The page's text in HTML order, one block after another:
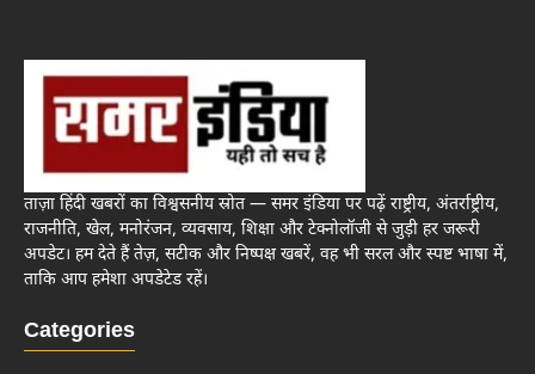
ताज़ा हिंदी खबरों का विश्वसनीय स्रोत — समर इंडिया पर पढ़ें राष्ट्रीय, अंतर्राष्ट्रीय,
राजनीति, खेल, मनोरंजन, व्यवसाय, शिक्षा और टेक्नोलॉजी से जुड़ी हर जरूरी
अपडेट। हम देते हैं तेज़, सटीक और निष्पक्ष खबरें, वह भी सरल और स्पष्ट भाषा में,
ताकि आप हमेशा अपडेटेड रहें।
Categories